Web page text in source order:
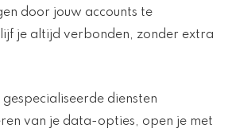
door jouw accounts te
je altijd verbonden, zonder extra
diensten
van je data-opties, open je met